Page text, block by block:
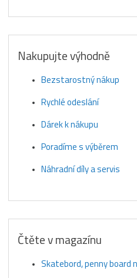
Nakupujte výhodně
Bezstarostný nákup
Rychlé odeslání
Dárek k nákupu
Poradíme s výběrem
Náhradní díly a servis
Čtěte v magazínu
Skatebord, penny board